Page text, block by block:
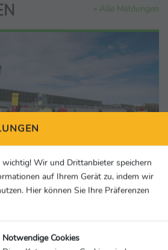
» Alle Meldungen
ADAC Formel 4 Junior
Wir und Drittanbieter speichern
auf Ihrem Gerät zu, indem wir
Hier können Sie Ihre Präferenzen
Notwendige Cookies